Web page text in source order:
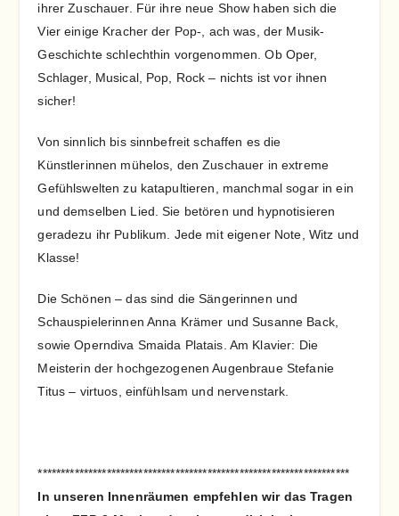
ihrer Zuschauer. Für ihre neue Show haben sich die
Vier einige Kracher der Pop-, ach was, der Musik-
Geschichte schlechthin vorgenommen. Ob Oper,
Schlager, Musical, Pop, Rock – nichts ist vor ihnen
sicher!
Von sinnlich bis sinnbefreit schaffen es die
Künstlerinnen mühelos, den Zuschauer in extreme
Gefühlswelten zu katapultieren, manchmal sogar in ein
und demselben Lied. Sie betören und hypnotisieren
geradezu ihr Publikum. Jede mit eigener Note, Witz und
Klasse!
Die Schönen – das sind die Sängerinnen und
Schauspielerinnen Anna Krämer und Susanne Back,
sowie Operndiva Smaida Platais. Am Klavier: Die
Meisterin der hochgezogenen Augenbraue Stefanie
Titus – virtuos, einfühlsam und nervenstark.
********************************************************************
In unseren Innenräumen empfehlen wir das Tragen